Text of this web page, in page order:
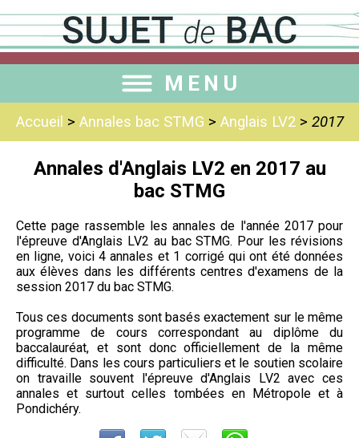
MENU
Accueil > Annales bac STMG > Anglais LV2> 2017
Annales d'Anglais LV2 en 2017 au
bac STMG
Cette page rassemble les annales de l'année 2017 pour
l'épreuve d'Anglais LV2 au bac STMG. Pour les révisions
en ligne, voici 4 annales et 1 corrigé qui ont été données
aux élèves dans les différents centres d'examens de la
session 2017 du bac STMG.
Tous ces documents sont basés exactement sur le même
programme de cours correspondant au diplôme du
baccalauréat, et sont donc officiellement de la même
difficulté. Dans les cours particuliers et le soutien scolaire
on travaille souvent l'épreuve d'Anglais LV2 avec ces
annales et surtout celles tombées en Métropole et à
Pondichéry.